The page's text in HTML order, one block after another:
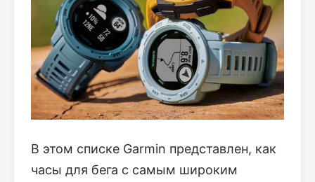
В этом списке Garmin представлен, как
часы для бега с самым широким